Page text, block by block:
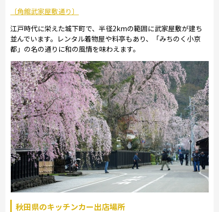
〔角館武家屋敷通り〕
江戸時代に栄えた城下町で、半径2kmの範囲に武家屋敷が建ち
並んでいます。レンタル着物屋や料亭もあり、「みちのく小京
都」の名の通りに和の風情を味わえます。
秋田県のキッチンカー出店場所